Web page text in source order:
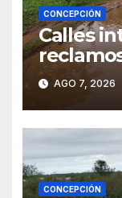
CONCEPCIÓN
Calles
enAGO 7, 2026
CONCEPCIÓN